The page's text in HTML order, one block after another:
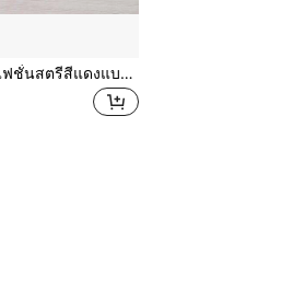
รองเท้าแตะส้นสูงแฟชั่นสตรีสีแดงแบบระบายสี รองเท้าแตะส้นสูงแบบแฟชั่นเปิดนิ้วเท้า แบบสวมง่าย สำหรับงานปาร์ต้ี